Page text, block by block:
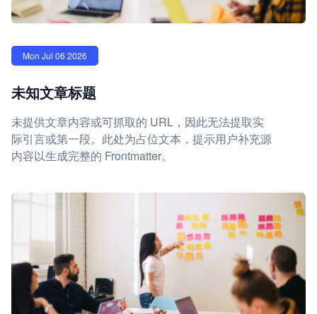
Mon Jul 06 2026
未知文章标题
未提供文章内容或可抓取的 URL，因此无法提取实
际引言或第一段。此处为占位文本，提示用户补充源
内容以生成完整的 Frontmatter。